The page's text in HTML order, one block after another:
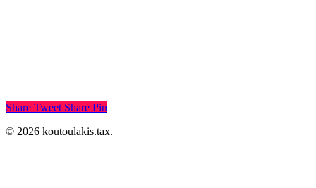
Share Tweet Share Pin
© 2026 koutoulakis.tax.